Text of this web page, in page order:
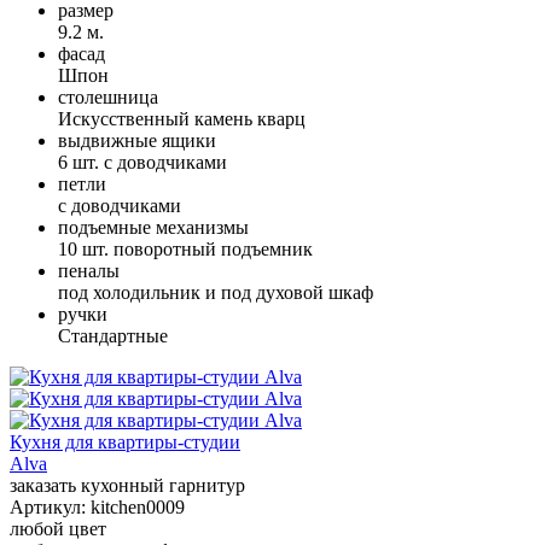
размер
9.2 м.
фасад
Шпон
столешница
Искусственный камень кварц
выдвижные ящики
6 шт. с доводчиками
петли
с доводчиками
подъемные механизмы
10 шт. поворотный подъемник
пеналы
под холодильник и под духовой шкаф
ручки
Стандартные
Кухня для квартиры-студии
Alva
заказать кухонный гарнитур
Артикул: kitchen0009
любой цвет